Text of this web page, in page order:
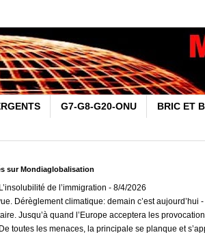
G7-G8-G20-ONU BRIC ET
sur Mondiaglobalisation
de l’immigration - 8/4/2026
Dérèglement climatique: demain c’est aujourd’hui -
Jusqu’à quand l’Europe acceptera les
toutes les menaces, la principale se planque et